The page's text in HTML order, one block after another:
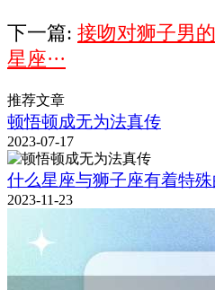
下一篇: 接吻对狮子男
星座···
推荐文章
顿悟顿成无为法真传
2023-07-17
什么星座与狮子座有着特
2023-11-23